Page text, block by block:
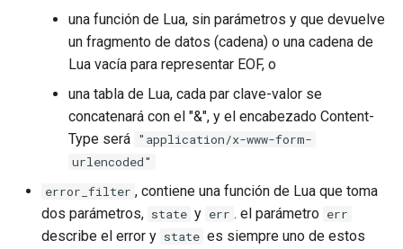
limit-traffic-rate
live-common
log-sqlite
log-var-set
log-zmq
una función de Lua, sin parámetros y que devuelve
un fragmento de datos (cadena) o una cadena de
Lua vacía para representar EOF, o
una tabla de Lua, cada par clave-valor se
concatenará con el "&", y el encabezado Content-
Type será "application/x-www-form-
urlencoded"
error_filter , contiene una función de Lua que toma
dos parámetros, state y err . el parámetro err
describe el error y state es siempre uno de estos